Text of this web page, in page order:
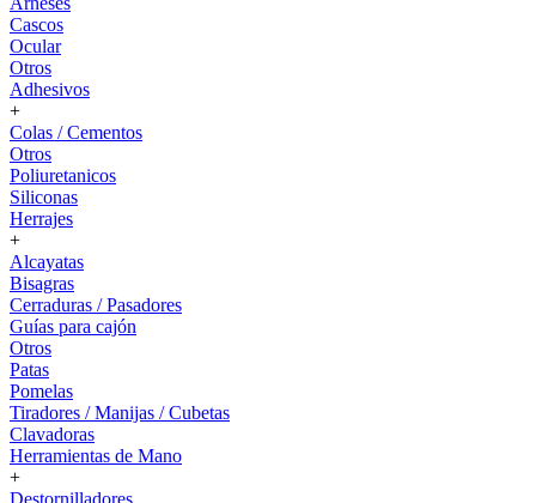
Cascos
Ocular
Otros
Adhesivos
+
Colas / Cementos
Otros
Poliuretanicos
Siliconas
Herrajes
+
Alcayatas
Bisagras
Cerraduras / Pasadores
Guías para cajón
Otros
Patas
Pomelas
Tiradores / Manijas / Cubetas
Clavadoras
Herramientas de Mano
+
Destornilladores